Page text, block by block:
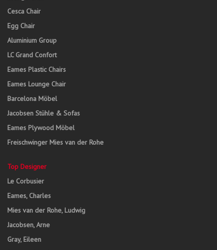
Cesca Chair
Egg Chair
Aluminium Group
LC Grand Confort
Eames Plastic Chairs
Eames Lounge Chair
Barcelona Möbel
Jacobsen Stühle & Sofas
Eames Plywood Möbel
Freischwinger Mies van der Rohe
Top Designer
Le Corbusier
Eames, Charles
Mies van der Rohe, Ludwig
Jacobsen, Arne
Gray, Eileen